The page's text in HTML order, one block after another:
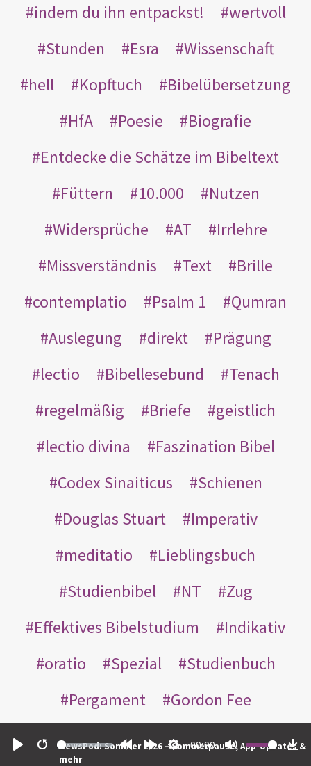
Restart
00:00
NewsPod: Sommer 2026 – Sommerpause, App-Updates &
mehr
indem du ihn entpackst!
wertvoll
Stunden
Esra
Wissenschaft
hell
Kopftuch
Bibelübersetzung
HfA
Poesie
Biografie
Entdecke die Schätze im Bibeltext
Füttern
10.000
Nutzen
Widersprüche
AT
Irrlehre
Missverständnis
Text
Brille
contemplatio
Psalm 1
Qumran
Auslegung
direkt
Prägung
lectio
Bibellesebund
Tenach
regelmäßig
Briefe
geistlich
lectio divina
Faszination Bibel
Codex Sinaiticus
Schienen
Douglas Stuart
Imperativ
meditatio
Lieblingsbuch
Studienbibel
NT
Zug
Effektives Bibelstudium
Indikativ
oratio
Spezial
Studienbuch
Pergament
Gordon Fee
Bonbons
David Stern
Magd